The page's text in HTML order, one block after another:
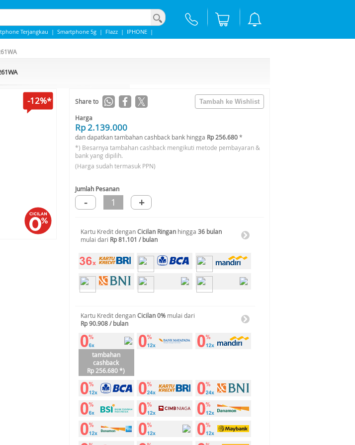
Terjangkau | Smartphone 5g | Flazz | IPHONE |
-12%* Share to
Harga
Rp 2.139.000
dan dapatkan tambahan cashback bank hingga Rp 256.680*
*) Besarnya tambahan cashback mengikuti metode pembayaran &
bank yang dipilih.
(Harga sudah termasuk PPN)
Jumlah Pesanan
- 1 +
Kartu Kredit denganCicilan Ringan hingga 36 bulan
mulai dari Rp 81.101 / bulan
Kartu Kredit denganCicilan 0% mulai dari
Rp 90.908 / bulan
tambahan
cashback
Rp 256.680 *)